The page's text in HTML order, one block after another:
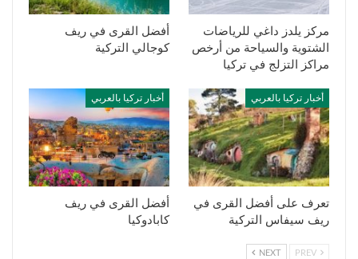
مركز يلدز داغي للرياضات
الشتوية والسياحة من أرخص
مراكز التزلج في تركيا
أفضل القرى في ريف
كوجالي التركية
أخبار تركيا بالعربي
تعرف على أفضل القرى في
ريف سيفاس التركية
أخبار تركيا بالعربي
أفضل القرى في ريف
كابادوكيا
NEXT